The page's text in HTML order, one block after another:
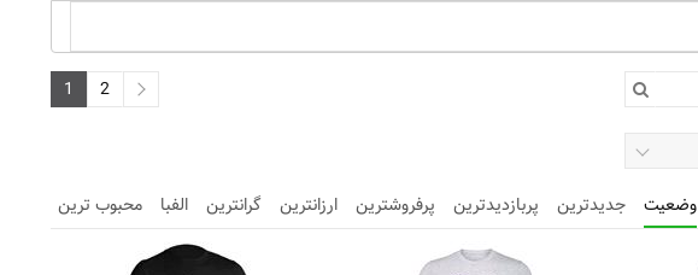
1 2
وضعیت جدیدترین پربازدیدترین پرفروشترین ارزانترین گرانترین الفبا محبوب ترین